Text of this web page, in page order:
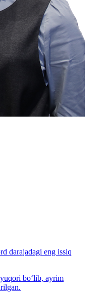
darajadagi eng issiq
bo‘lib, ayrim